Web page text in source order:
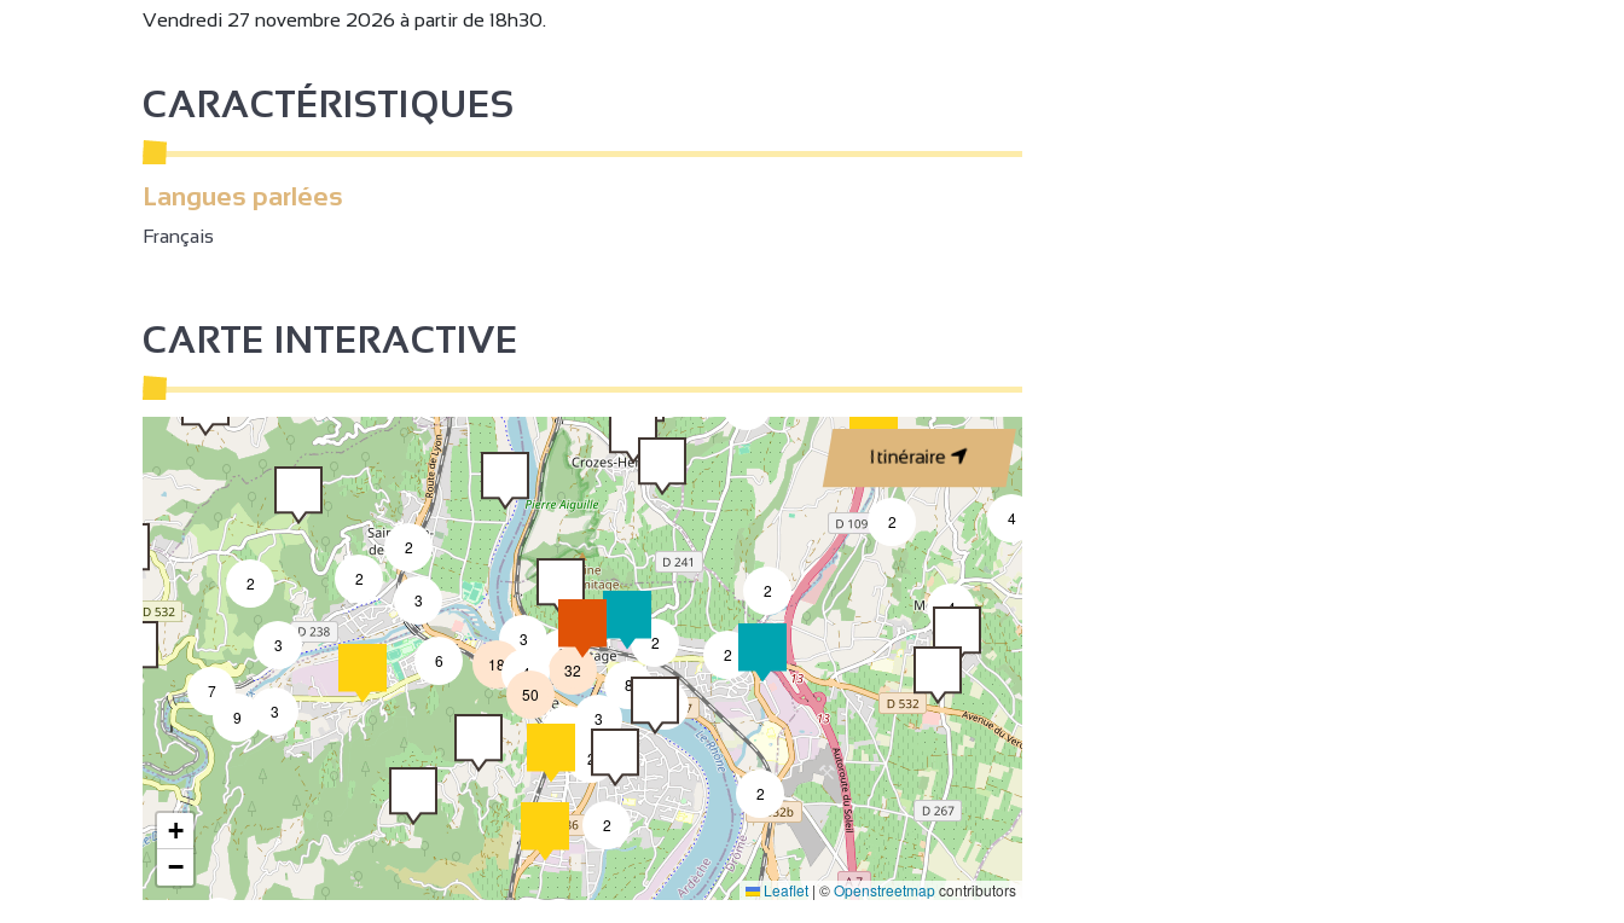
Vendredi 27 novembre 2026 à partir de 18h30.
CARACTÉRISTIQUES
Langues parlées
Français
CARTE INTERACTIVE
Itinéraire
2
3
2
2
2
2
4
4
2
2
2
2
2
8
7
2
3
3
9
2
3
6
3
4
18
2
8
3
50
32
+
−
Leaflet | ©Openstreetmapcontributors